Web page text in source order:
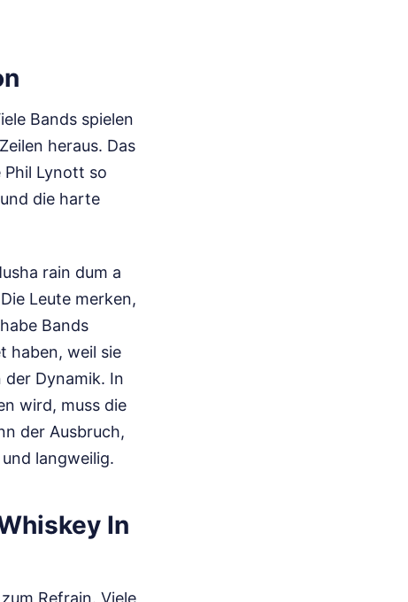
Bands spielen
heraus. Das
Lynott so
die harte
rain dum a
Leute merken,
Bands
haben, weil sie
Dynamik. In
wird, muss die
der Ausbruch,
langweilig.
In
Refrain. Viele